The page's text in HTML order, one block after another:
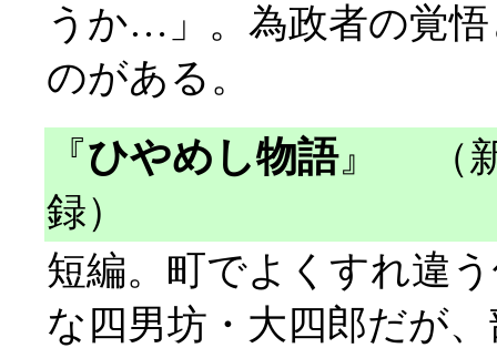
うか…」。為政者の覚
のがある。
『ひやめし物語』
（新
録）
短編。町でよくすれ違
な四男坊・大四郎だが